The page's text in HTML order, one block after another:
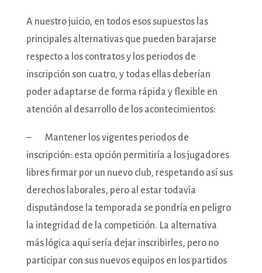
A nuestro juicio, en todos esos supuestos las
principales alternativas que pueden barajarse
respecto a los contratos y los periodos de
inscripción son cuatro, y todas ellas deberían
poder adaptarse de forma rápida y flexible en
atención al desarrollo de los acontecimientos:
– Mantener los vigentes periodos de
inscripción: esta opción permitiría a los jugadores
libres firmar por un nuevo club, respetando así sus
derechos laborales, pero al estar todavía
disputándose la temporada se pondría en peligro
la integridad de la competición. La alternativa
más lógica aquí sería dejar inscribirles, pero no
participar con sus nuevos equipos en los partidos